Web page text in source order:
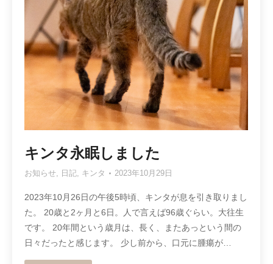
キンタ永眠しました
お知らせ, 日記, キンタ 2023年10月29日
2023年10月26日の午後5時頃、キンタが息を引き取りまし
た。 20歳と2ヶ月と6日。人で言えば96歳ぐらい。大往生
です。 20年間という歳月は、長く、またあっという間の
日々だったと感じます。 少し前から、口元に腫瘍が…